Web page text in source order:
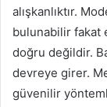
alışkanlıktır.
bulunabilir fakat
doğru değildir.
devreye girer.
güvenilir